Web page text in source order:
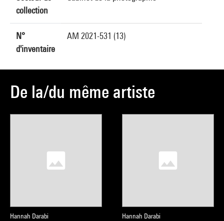
collection
N°
d'inventaire
AM 2021-531 (13)
De la/du même artiste
Hannah Darabi
Hannah Darabi